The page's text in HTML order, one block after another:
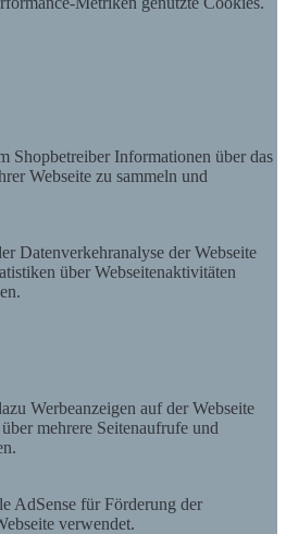
Shopbetreiber Informationen über das
Webseite zu sammeln und
Datenverkehranalyse der Webseite
über Webseitenaktivitäten
Werbeanzeigen auf der Webseite
mehrere Seitenaufrufe und
AdSense für Förderung der
verwendet.